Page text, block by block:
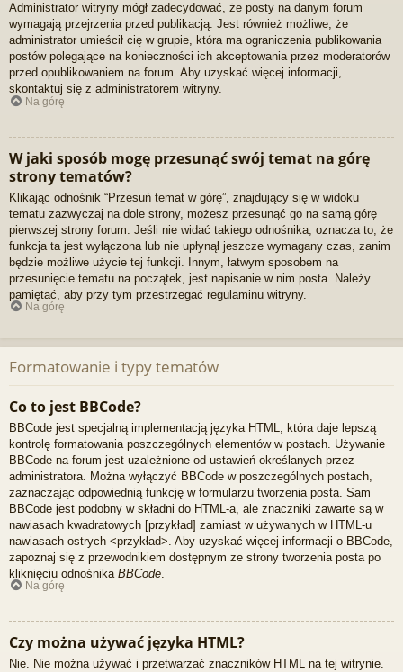
Administrator witryny mógł zadecydować, że posty na danym forum
wymagają przejrzenia przed publikacją. Jest również możliwe, że
administrator umieścił cię w grupie, która ma ograniczenia publikowania
postów polegające na konieczności ich akceptowania przez moderatorów
przed opublikowaniem na forum. Aby uzyskać więcej informacji,
skontaktuj się z administratorem witryny.
Na górę
W jaki sposób mogę przesunąć swój temat na górę
strony tematów?
Klikając odnośnik “Przesuń temat w górę”, znajdujący się w widoku
tematu zazwyczaj na dole strony, możesz przesunąć go na samą górę
pierwszej strony forum. Jeśli nie widać takiego odnośnika, oznacza to, że
funkcja ta jest wyłączona lub nie upłynął jeszcze wymagany czas, zanim
będzie możliwe użycie tej funkcji. Innym, łatwym sposobem na
przesunięcie tematu na początek, jest napisanie w nim posta. Należy
pamiętać, aby przy tym przestrzegać regulaminu witryny.
Na górę
Formatowanie i typy tematów
Co to jest BBCode?
BBCode jest specjalną implementacją języka HTML, która daje lepszą
kontrolę formatowania poszczególnych elementów w postach. Używanie
BBCode na forum jest uzależnione od ustawień określanych przez
administratora. Można wyłączyć BBCode w poszczególnych postach,
zaznaczając odpowiednią funkcję w formularzu tworzenia posta. Sam
BBCode jest podobny w składni do HTML-a, ale znaczniki zawarte są w
nawiasach kwadratowych [przykład] zamiast w używanych w HTML-u
nawiasach ostrych <przykład>. Aby uzyskać więcej informacji o BBCode,
zapoznaj się z przewodnikiem dostępnym ze strony tworzenia posta po
kliknięciu odnośnika BBCode
Na górę
Czy można używać języka HTML?
Nie. Nie można używać i przetwarzać znaczników HTML na tej witrynie.